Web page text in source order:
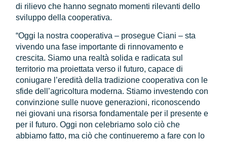
di rilievo che hanno segnato momenti rilevanti dello
sviluppo della cooperativa.
“Oggi la nostra cooperativa – prosegue Ciani – sta
vivendo una fase importante di rinnovamento e
crescita. Siamo una realtà solida e radicata sul
territorio ma proiettata verso il futuro, capace di
coniugare l’eredità della tradizione cooperativa con le
sfide dell’agricoltura moderna. Stiamo investendo con
convinzione sulle nuove generazioni, riconoscendo
nei giovani una risorsa fondamentale per il presente e
per il futuro. Oggi non celebriamo solo ciò che
abbiamo fatto, ma ciò che continueremo a fare con lo